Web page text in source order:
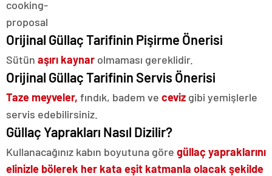
Orijinal Güllaç Tarifinin Pişirme Önerisi
Sütün aşırı kaynar olmaması gereklidir.
Orijinal Güllaç Tarifinin Servis Önerisi
Taze meyveler, fındık, badem ve ceviz gibi yemişlerle
servis edebilirsiniz.
Güllaç Yaprakları Nasıl Dizilir?
Kullanacağınız kabın boyutuna göre güllaç yapraklarını
elinizle bölerek her kata eşit katmanla olacak şekilde